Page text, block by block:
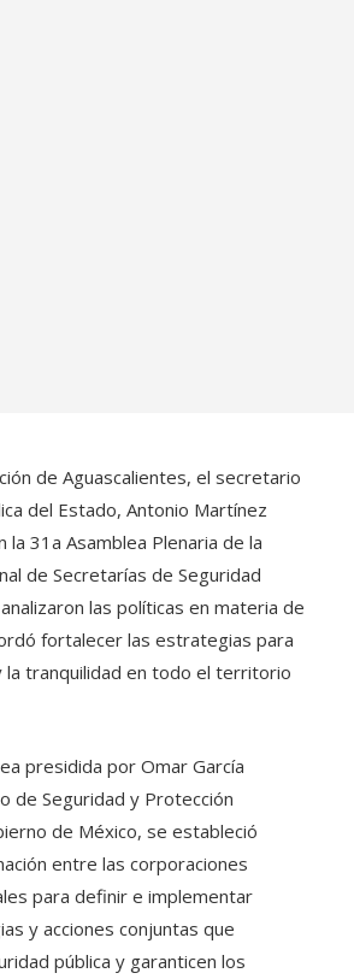
de Aguascalientes, el secretario
del Estado, Antonio Martínez
la 31a Asamblea Plenaria de la
de Secretarías de Seguridad
las políticas en materia de
fortalecer las estrategias para
la tranquilidad en todo el territorio
presidida por Omar García
de Seguridad y Protección
de México, se estableció
entre las corporaciones
para definir e implementar
y acciones conjuntas que
pública y garanticen los